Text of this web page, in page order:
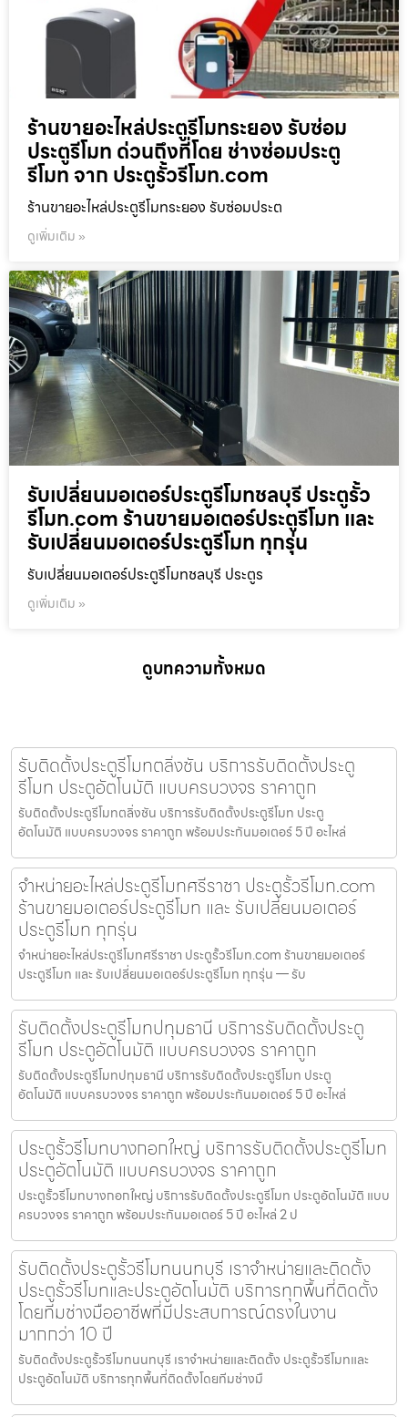
ร้านขายอะไหล่ประตูรีโมทระยอง รับซ่อม
ประตูรีโมท ด่วนถึงที่โดย ช่างซ่อมประตู
รีโมท จาก ประตูรั้วรีโมท.com
ร้านขายอะไหล่ประตูรีโมทระยอง รับซ่อมประต
ดูเพิ่มเติม »
รับเปลี่ยนมอเตอร์ประตูรีโมทชลบุรี ประตูรั้ว
รีโมท.com ร้านขายมอเตอร์ประตูรีโมท และ
รับเปลี่ยนมอเตอร์ประตูรีโมท ทุกรุ่น
รับเปลี่ยนมอเตอร์ประตูรีโมทชลบุรี ประตูร
ดูเพิ่มเติม »
ดูบทความทั้งหมด
รับติดตั้งประตูรีโมทตลิ่งชัน บริการรับติดตั้งประตู
รีโมท ประตูอัตโนมัติ แบบครบวงจร ราคาถูก
รับติดตั้งประตูรีโมทตลิ่งชัน บริการรับติดตั้งประตูรีโมท ประตู
อัตโนมัติ แบบครบวงจร ราคาถูก พร้อมประกันมอเตอร์ 5 ปี อะไหล่
จำหน่ายอะไหล่ประตูรีโมทศรีราชา ประตูรั้วรีโมท.com
ร้านขายมอเตอร์ประตูรีโมท และ รับเปลี่ยนมอเตอร์
ประตูรีโมท ทุกรุ่น
จำหน่ายอะไหล่ประตูรีโมทศรีราชา ประตูรั้วรีโมท.com ร้านขายมอเตอร์
ประตูรีโมท และ รับเปลี่ยนมอเตอร์ประตูรีโมท ทุกรุ่น — รับ
รับติดตั้งประตูรีโมทปทุมธานี บริการรับติดตั้งประตู
รีโมท ประตูอัตโนมัติ แบบครบวงจร ราคาถูก
รับติดตั้งประตูรีโมทปทุมธานี บริการรับติดตั้งประตูรีโมท ประตู
อัตโนมัติ แบบครบวงจร ราคาถูก พร้อมประกันมอเตอร์ 5 ปี อะไหล่
ประตูรั้วรีโมทบางกอกใหญ่ บริการรับติดตั้งประตูรีโมท
ประตูอัตโนมัติ แบบครบวงจร ราคาถูก
ประตูรั้วรีโมทบางกอกใหญ่ บริการรับติดตั้งประตูรีโมท ประตูอัตโนมัติ แบบ
ครบวงจร ราคาถูก พร้อมประกันมอเตอร์ 5 ปี อะไหล่ 2 ป
รับติดตั้งประตูรั้วรีโมทนนทบุรี เราจำหน่ายและติดตั้ง
ประตูรั้วรีโมทและประตูอัตโนมัติ บริการทุกพื้นที่ติดตั้ง
โดยทีมช่างมืออาชีพที่มีประสบการณ์ตรงในงาน
มากกว่า 10 ปี
รับติดตั้งประตูรั้วรีโมทนนทบุรี เราจำหน่ายและติดตั้ง ประตูรั้วรีโมทและ
ประตูอัตโนมัติ บริการทุกพื้นที่ติดตั้งโดยทีมช่างมื